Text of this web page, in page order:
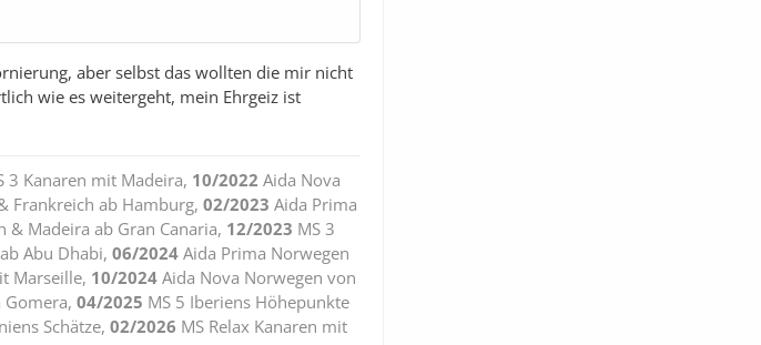
aber selbst das wollten die mir nicht
wie es weitergeht, mein Ehrgeiz ist
3 Kanaren mit Madeira, 10/2022 Aida Nova
Frankreich ab Hamburg, 02/2023 Aida Prima
& Madeira ab Gran Canaria, 12/2023 MS 3
Abu Dhabi, 06/2024 Aida Prima Norwegen
Marseille, 10/2024 Aida Nova Norwegen von
Gomera, 04/2025 MS 5 Iberiens Höhepunkte
Schätze, 02/2026 MS Relax Kanaren mit